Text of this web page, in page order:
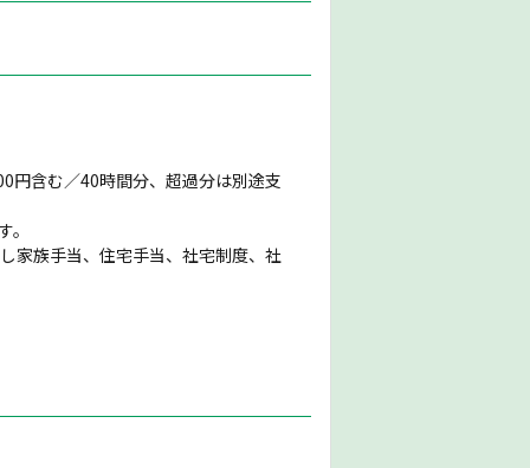
円含む／40時間分、超過分は別途支
家族手当、住宅手当、社宅制度、社